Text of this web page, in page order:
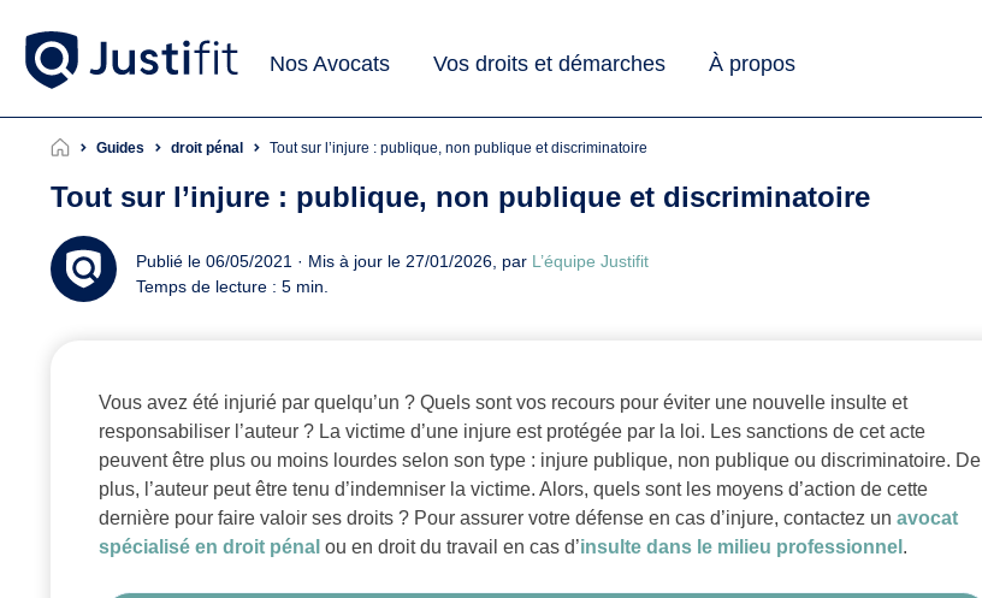
Nos Avocats Vos droits et démarches À propos
Guides droit pénal Tout sur l’injure : publique, non publique et discriminatoire
Tout sur l’injure : publique, non publique et discriminatoire
Publié le 06/05/2021 · Mis à jour le 27/01/2026, par L’équipe Justifit
Temps de lecture : 5 min.
Vous avez été injurié par quelqu’un ? Quels sont vos recours pour éviter une nouvelle insulte et
responsabiliser l’auteur ? La victime d’une injure est protégée par la loi. Les sanctions de cet acte
peuvent être plus ou moins lourdes selon son type : injure publique, non publique ou discriminatoire. De
plus, l’auteur peut être tenu d’indemniser la victime. Alors, quels sont les moyens d’action de cette
dernière pour faire valoir ses droits ? Pour assurer votre défense en cas d’injure, contactez un avocat
spécialisé en droit pénal ou en droit du travail en cas d’insulte dans le milieu professionnel .